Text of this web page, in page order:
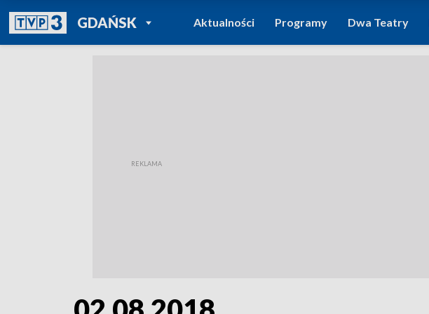
GDAŃSKPOWRÓT DO
TVP REGIONY
Aktualności Programy Dwa Teatry